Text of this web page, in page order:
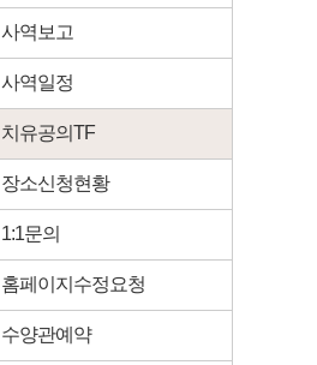
사역보고
사역일정
치유공의TF
장소신청현황
1:1문의
홈페이지수정요청
수양관예약